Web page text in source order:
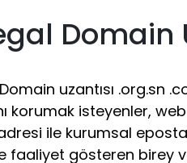
Domain
uzantısı .org.sn
korumak isteyenler,
ile kurumsal
faaliyet gösteren birey